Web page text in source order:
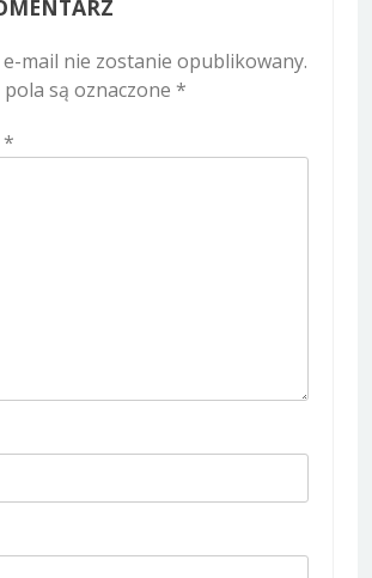
mail nie zostanie opublikowany.
są oznaczone *
*